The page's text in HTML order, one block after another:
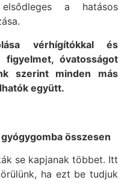
a hatásos
vérhígítókkal és
óvatosságot
szerint minden más
együtt.
összesen
se kapjanak többet. Itt
ha ezt be tudjuk